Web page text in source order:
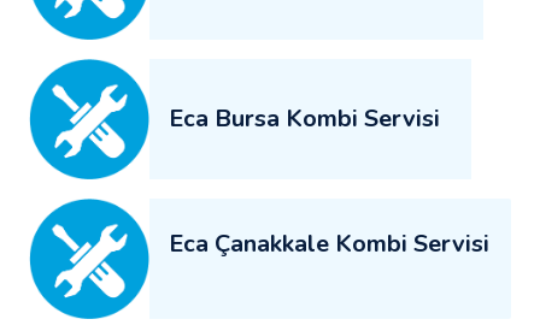
Eca Bursa Kombi Servisi
Eca Çanakkale Kombi Servisi